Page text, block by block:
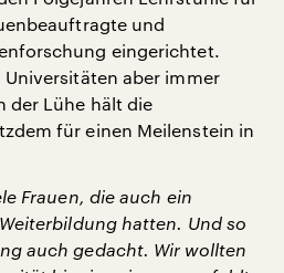
und
eingerichtet.
aber immer
der Lühe hält die
für einen Meilenstein in
Frauen, die auch ein
hatten. Und so
auch gedacht. Wir wollten